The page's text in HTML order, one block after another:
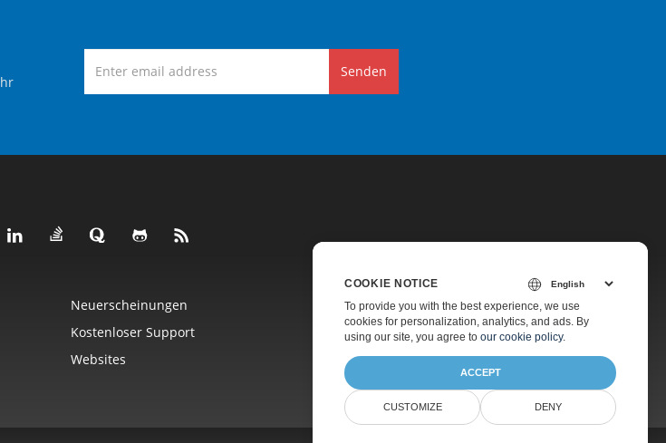
Senden
Neuerscheinungen
Preise
Kostenloser Support
Kostenlose Beratung
Websites Über
COOKIE NOTICE
To provide you with the best experience, we use
cookies for personalization, analytics, and ads. By
using our site, you agree to our cookie policy.
ACCEPT
CUSTOMIZE DENY